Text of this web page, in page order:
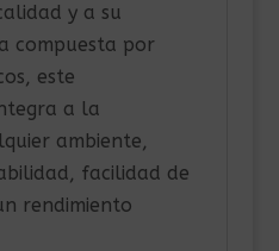
y a su
compuesta por
este
a la
ambiente,
facilidad de
rendimiento